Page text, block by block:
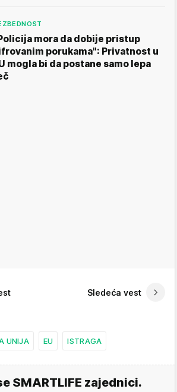
mora da dobije pristup
porukama": Privatnost u
mogla bi da postane samo lepa
Sledeća vest
UNIJA EU ISTRAGA
SMARTLIFE zajednici.